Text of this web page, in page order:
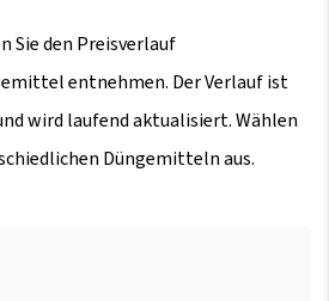
Sie den Preisverlauf
entnehmen. Der Verlauf ist
wird laufend aktualisiert. Wählen
Düngemitteln aus.